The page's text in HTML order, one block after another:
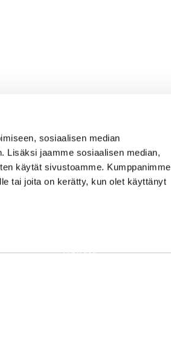
sosiaalisen median
Lisäksi jaamme sosiaalisen median,
käytät sivustoamme. Kumppanimme
tai joita on kerätty, kun olet käyttänyt